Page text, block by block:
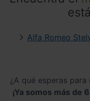
Alfa Romeo
¿A qué esperas
¡Ya somos más